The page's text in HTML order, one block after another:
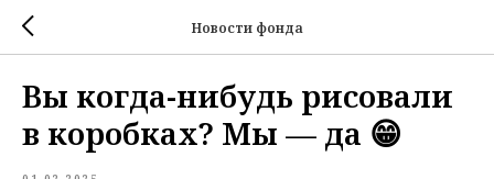
Новости фонда
Вы когда-нибудь рисовали
в коробках? Мы — да 😁